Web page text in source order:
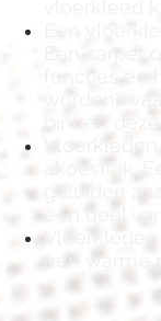
Een
Een carpet
functies en
worden,
binnen
akoestiek.
geluiden
een deel
een warme